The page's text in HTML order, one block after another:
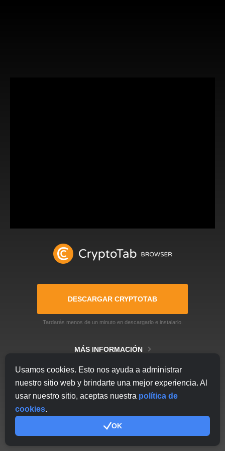
Usamos cookies. Esto nos ayuda a administrar
nuestro sitio web y brindarte una mejor experiencia. Al
usar nuestro sitio, aceptas nuestra política de
cookies.
OK
DESCARGAR CRYPTOTAB
Tardarás menos de un minuto en descargarlo e instalarlo.
MÁS INFORMACIÓN